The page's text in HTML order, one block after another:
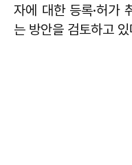
자에 대한 등록·허가
는 방안을 검토하고